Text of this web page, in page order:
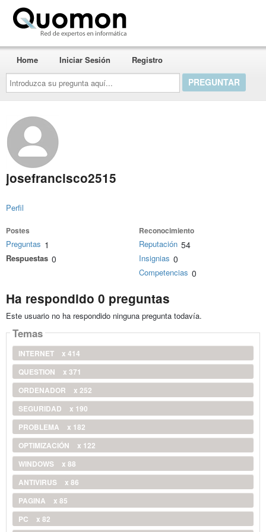
Introduzca
su
pregunta
aquí...
Home Iniciar Sesión Registro
josefrancisco2515
Perfil
Postes
Preguntas 1
Respuestas 0
Reconocimiento
Reputación 54
Insignias 0
Competencias 0
Ha respondido 0 preguntas
Este usuario no ha respondido ninguna pregunta todavía.
Temas
INTERNET
x 414
QUESTION
x 371
ORDENADOR
x 252
SEGURIDAD
x 190
PROBLEMA
x 182
OPTIMIZACIÓN
x 122
WINDOWS
x 88
ANTIVIRUS
x 86
PAGINA
x 85
PC
x 82